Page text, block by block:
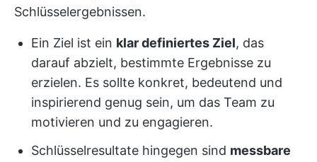
Schlüsselergebnissen.
Ein Ziel ist ein klar definiertes Ziel, das
darauf abzielt, bestimmte Ergebnisse zu
erzielen. Es sollte konkret, bedeutend und
inspirierend genug sein, um das Team zu
motivieren und zu engagieren.
Schlüsselresultate hingegen sind messbare